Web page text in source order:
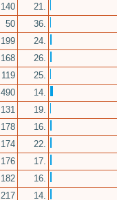
140
21.
50
36.
199
24.
168
26.
119
25.
490
14.
131
19.
178
16.
174
22.
176
17.
182
16.
217
14.